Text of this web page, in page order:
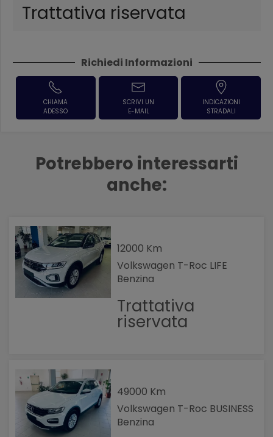
Trattativa riservata
Richiedi Informazioni
CHIAMA
ADESSO
SCRIVI UN
E-MAIL
INDICAZIONI
STRADALI
Potrebbero interessarti
anche:
12000 Km
Volkswagen T-Roc LIFE
Benzina
Trattativa
riservata
49000 Km
Volkswagen T-Roc BUSINESS
Benzina